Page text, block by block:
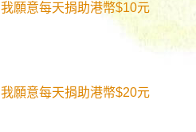
我願意每天捐助港幣$10元
我願意每天捐助港幣$20元